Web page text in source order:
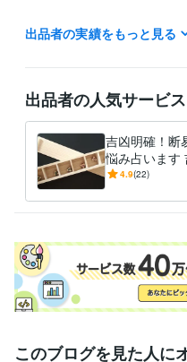
鑑定予約は
勝手ながら
どうぞよろしくお願いいたします
経験職種
事務・ビジネスサポート / 秘書
ライフスタイル・その他 / 占い師
ライフスタイル・その他 / 講師
ライフスタイル・その他 / 美容
ライフスタイル・その他 / マッ
年
受賞歴
女性起業家プログラム（姫路商
資格・検定
出品者の実績をもっと見る
出品者の人気サービス
吉凶明確！断
悩み占います
イエス・ノー
4.9(22)
このブログを見た人に